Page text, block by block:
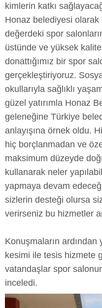
kimlerin katkı
Honaz belediyesi olarak
değerdeki spor
üstünde ve yüksek
donattığımız bir spor
gerçekleştiriyoruz.
okullarıyla sağlıklı
güzel yatırımla Honaz
geleneğine Türkiye
anlayışına örnek oldu.
hiç borçlanmadan ve
maksimum düzeyde
kullanarak neler
yapmaya devam
sizlerin desteği olursa
verirseniz bu hizmetler
Konuşmaların
kesimi ile tesis hizmete
vatandaşlar spor
inceledi.